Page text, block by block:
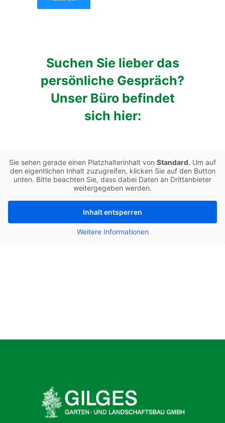
Suchen Sie lieber das
persönliche Gespräch?
Unser Büro befindet
sich hier:
Sie sehen gerade einen Platzhalterinhalt von Standard. Um auf
den eigentlichen Inhalt zuzugreifen, klicken Sie auf den Button
unten. Bitte beachten Sie, dass dabei Daten an Drittanbieter
weitergegeben werden.
Inhalt entsperren
Weitere Informationen